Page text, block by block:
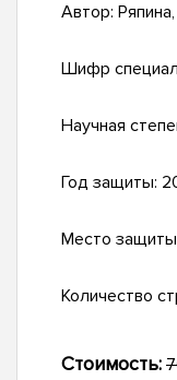
Автор:
Шифр
Научная
Год защиты:
Место
Количество
Стоимость: